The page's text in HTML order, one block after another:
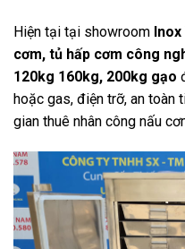
Hiện tại tại showroom
cơm, tủ hấp cơm công
120kg 160kg, 200kg gạo
hoặc gas, điện trỡ, an toàn
gian thuê nhân công nấu